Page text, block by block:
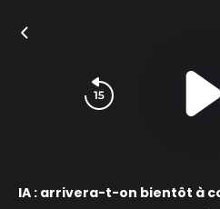
IA : arrivera-t-on bientôt à